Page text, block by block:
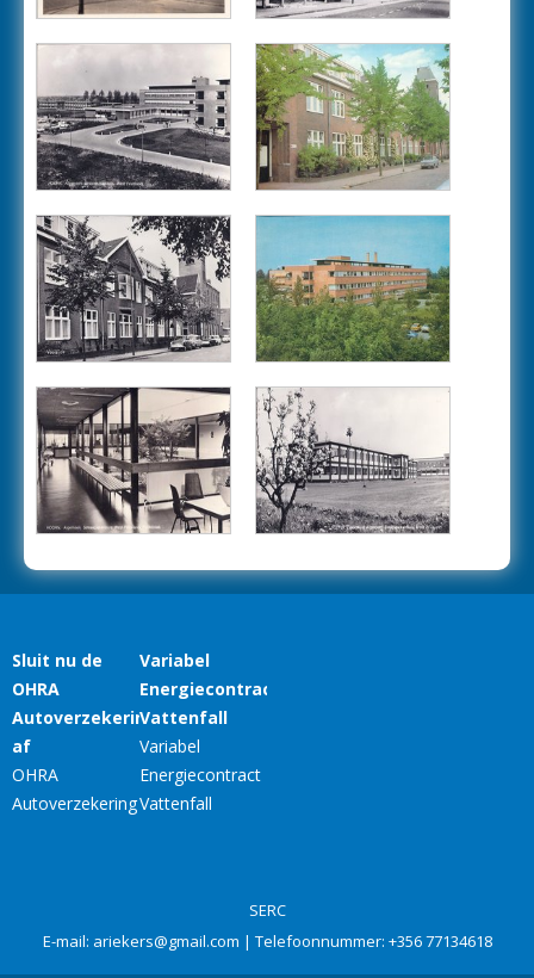
SERC
E-mail: ariekers@gmail.com | Telefoonnummer: +356 77134618